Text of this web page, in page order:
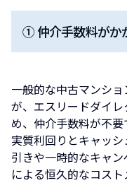
① 仲介手数料がか
一般的な中古マンシ
が、エスリードダイ
め、仲介手数料が不
実質利回りとキャッ
引きや一時的なキャ
による恒久的なコスト